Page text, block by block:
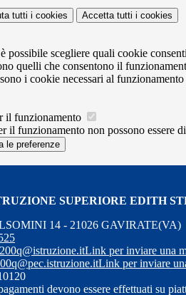
tutti i cookies Accetta tutti i cookies
possibile scegliere quali cookie
quelli che consentono il
i cookie necessari al
il funzionamento
il funzionamento non possono essere
le preferenze
SUPERIORE EDITH
14 - 21026 GAVIRATE(VA)
Link per inviare una
Link per inviare
devono essere effettuati su